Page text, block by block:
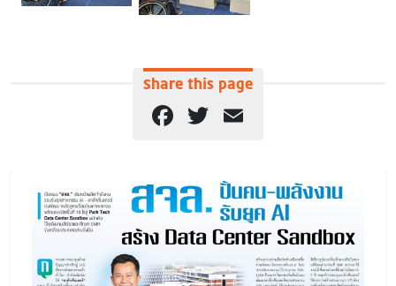
Share this page
Facebook
Twitter